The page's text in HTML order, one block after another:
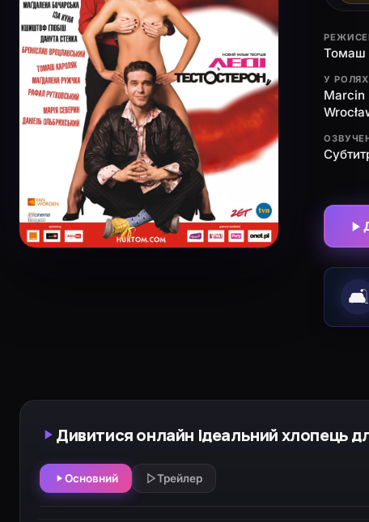
Томаш
У РОЛЯХ
Marcin
🛋️
Дивитися онлайн Ідеальний хлопець
Основний Трейлер